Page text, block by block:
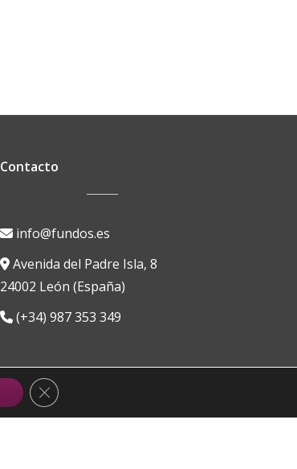
Contacto
info@fundos.es
Avenida del Padre Isla, 8
24002 León (España)
(+34) 987 353 349
CERRAR EL BANNER DE COOKIES RGPD